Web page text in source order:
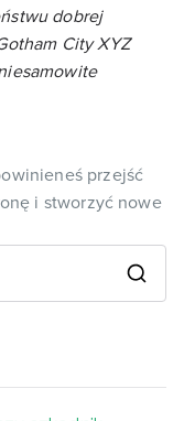
dobrej
City XYZ
przejść
i stworzyć nowe